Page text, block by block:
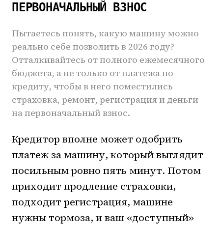
ПЕРВОНАЧАЛЬНЫЙ ВЗНОС
Пытаетесь понять, какую машину можно
реально себе позволить в 2026 году?
Отталкивайтесь от полного ежемесячного
бюджета, а не только от платежа по
кредиту, чтобы в него поместились
страховка, ремонт, регистрация и деньги
на первоначальный взнос.
Кредитор вполне может одобрить
платеж за машину, который выглядит
посильным ровно пять минут. Потом
приходит продление страховки,
подходит регистрация, машине
нужны тормоза, и ваш «доступный»